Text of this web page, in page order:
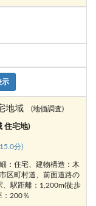
示
地域 (地価調査)
住宅地)
分)
：住宅、建物構造：木
区町村道、前面道路の
駅距離：1,200m(徒歩
：200％